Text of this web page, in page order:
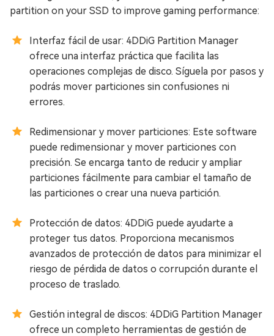
partition on your SSD to improve gaming performance:
Interfaz fácil de usar: 4DDiG Partition Manager
ofrece una interfaz práctica que facilita las
operaciones complejas de disco. Síguela por pasos y
podrás mover particiones sin confusiones ni
errores.
Redimensionar y mover particiones: Este software
puede redimensionar y mover particiones con
precisión. Se encarga tanto de reducir y ampliar
particiones fácilmente para cambiar el tamaño de
las particiones o crear una nueva partición.
Protección de datos: 4DDiG puede ayudarte a
proteger tus datos. Proporciona mecanismos
avanzados de protección de datos para minimizar el
riesgo de pérdida de datos o corrupción durante el
proceso de traslado.
Gestión integral de discos: 4DDiG Partition Manager
ofrece un completo herramientas de gestión de